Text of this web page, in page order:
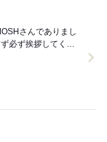
さんでありまし